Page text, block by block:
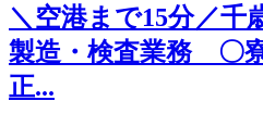
＼空港まで15分／千
製造・検査業務 〇
正...